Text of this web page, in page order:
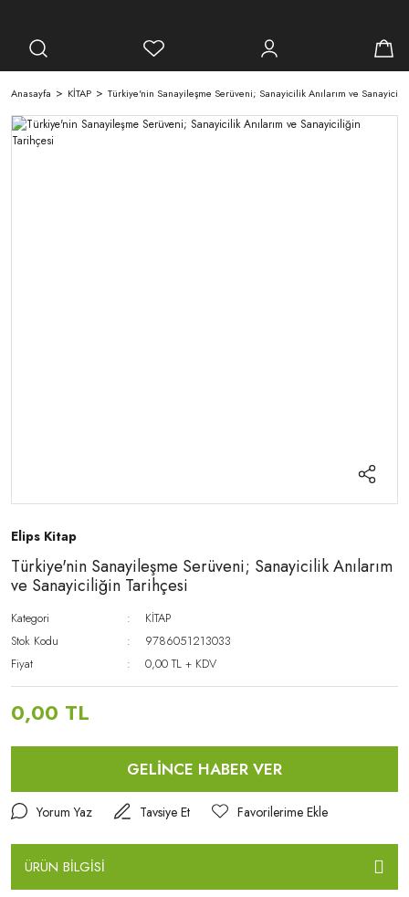
Anasayfa KİTAP Türkiye'nin Sanayileşme Serüveni; Sanayicilik Anılarım ve
Elips Kitap
Türkiye'nin Sanayileşme Serüveni; Sanayicilik Anılarım
ve Sanayiciliğin Tarihçesi
Kategori
KİTAP
Stok Kodu
9786051213033
Fiyat
0,00 TL + KDV
0,00 TL
GELİNCE HABER VER
Yorum Yaz Tavsiye Et
ÜRÜN BİLGİSİ